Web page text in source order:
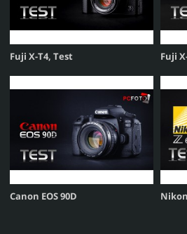
Fuji X-T4, Test Fuji
Canon EOS 90D